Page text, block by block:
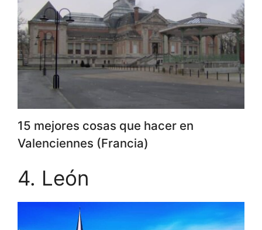
15 mejores cosas que hacer en
Valenciennes (Francia)
4. León